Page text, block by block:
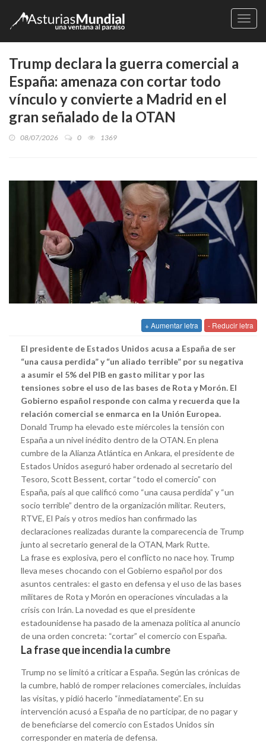
Trump declara la guerra comercial a
España: amenaza con cortar todo
vínculo y convierte a Madrid en el
gran señalado de la OTAN
08/07/2026 0 1369
+ Aumentar letra - Reducir letra
El presidente de Estados Unidos acusa a España de ser
“una causa perdida” y “un aliado terrible” por su negativa
a asumir el 5% del PIB en gasto militar y por las
tensiones sobre el uso de las bases de Rota y Morón. El
Gobierno español responde con calma y recuerda que la
relación comercial se enmarca en la Unión Europea.
Donald Trump ha elevado este miércoles la tensión con
España a un nivel inédito dentro de la OTAN. En plena
cumbre de la Alianza Atlántica en Ankara, el presidente de
Estados Unidos aseguró haber ordenado al secretario del
Tesoro, Scott Bessent, cortar “todo el comercio” con
España, país al que calificó como “una causa perdida” y “un
socio terrible” dentro de la organización militar. Reuters,
RTVE, El País y otros medios han confirmado las
declaraciones realizadas durante la comparecencia de Trump
junto al secretario general de la OTAN, Mark Rutte.
La frase es explosiva, pero el conflicto no nace hoy. Trump
lleva meses chocando con el Gobierno español por dos
asuntos centrales: el gasto en defensa y el uso de las bases
militares de Rota y Morón en operaciones vinculadas a la
crisis con Irán. La novedad es que el presidente
estadounidense ha pasado de la amenaza política al anuncio
de una orden concreta: “cortar” el comercio con España.
La frase que incendia la cumbre
Trump no se limitó a criticar a España. Según las crónicas de
la cumbre, habló de romper relaciones comerciales, incluidas
las visitas, y pidió hacerlo “inmediatamente”. En su
intervención acusó a España de no participar, de no pagar y
de beneficiarse del comercio con Estados Unidos sin
corresponder en materia de defensa.